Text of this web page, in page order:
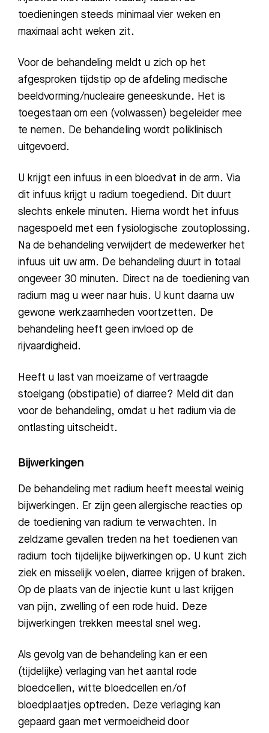
toedieningen steeds minimaal vier weken en
maximaal acht weken zit.
Voor de behandeling meldt u zich op het
afgesproken tijdstip op de afdeling medische
beeldvorming/nucleaire geneeskunde. Het is
toegestaan om een (volwassen) begeleider mee
te nemen. De behandeling wordt poliklinisch
uitgevoerd.
U krijgt een infuus in een bloedvat in de arm. Via
dit infuus krijgt u radium toegediend. Dit duurt
slechts enkele minuten. Hierna wordt het infuus
nagespoeld met een fysiologische zoutoplossing.
Na de behandeling verwijdert de medewerker het
infuus uit uw arm. De behandeling duurt in totaal
ongeveer 30 minuten. Direct na de toediening van
radium mag u weer naar huis. U kunt daarna uw
gewone werkzaamheden voortzetten. De
behandeling heeft geen invloed op de
rijvaardigheid.
Heeft u last van moeizame of vertraagde
stoelgang (obstipatie) of diarree? Meld dit dan
voor de behandeling, omdat u het radium via de
ontlasting uitscheidt.
Bijwerkingen
De behandeling met radium heeft meestal weinig
bijwerkingen. Er zijn geen allergische reacties op
de toediening van radium te verwachten. In
zeldzame gevallen treden na het toedienen van
radium toch tijdelijke bijwerkingen op. U kunt zich
ziek en misselijk voelen, diarree krijgen of braken.
Op de plaats van de injectie kunt u last krijgen
van pijn, zwelling of een rode huid. Deze
bijwerkingen trekken meestal snel weg.
Als gevolg van de behandeling kan er een
(tijdelijke) verlaging van het aantal rode
bloedcellen, witte bloedcellen en/of
bloedplaatjes optreden. Deze verlaging kan
gepaard gaan met vermoeidheid door